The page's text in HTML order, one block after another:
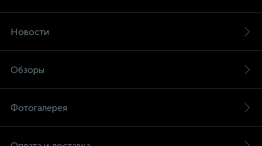
Новости
Обзоры
Фотогалерея